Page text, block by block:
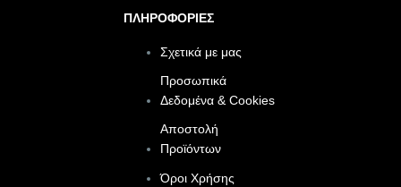
ΠΛΗΡΟΦΟΡΙΕΣ
Σχετικά με μας
Προσωπικά
Δεδομένα & Cookies
Αποστολή
Προϊόντων
Όροι Χρήσης